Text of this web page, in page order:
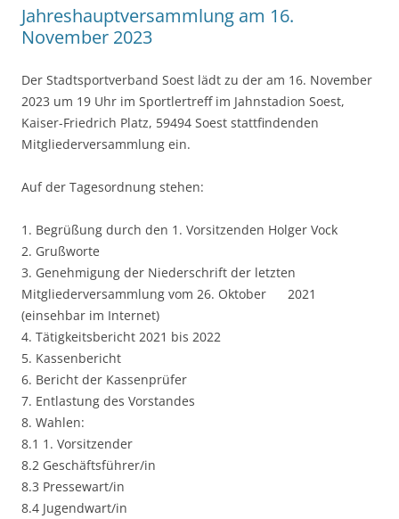
Jahreshauptversammlung am 16.
November 2023
Der Stadtsportverband Soest lädt zu der am 16. November
2023 um 19 Uhr im Sportlertreff im Jahnstadion Soest,
Kaiser-Friedrich Platz, 59494 Soest stattfindenden
Mitgliederversammlung ein.
Auf der Tagesordnung stehen:
1. Begrüßung durch den 1. Vorsitzenden Holger Vock
2. Grußworte
3. Genehmigung der Niederschrift der letzten
Mitgliederversammlung vom 26. Oktober 2021
(einsehbar im Internet)
4. Tätigkeitsbericht 2021 bis 2022
5. Kassenbericht
6. Bericht der Kassenprüfer
7. Entlastung des Vorstandes
8. Wahlen:
8.1 1. Vorsitzender
8.2 Geschäftsführer/in
8.3 Pressewart/in
8.4 Jugendwart/in